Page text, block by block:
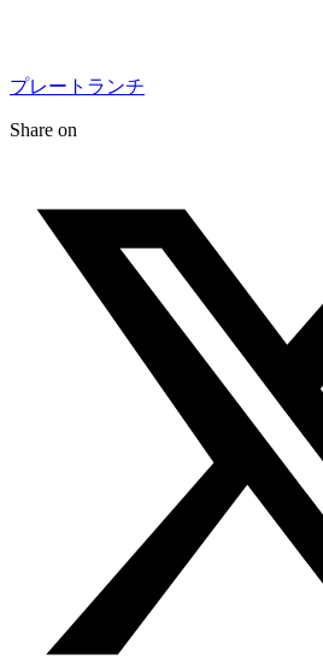
プレートランチ
Share on